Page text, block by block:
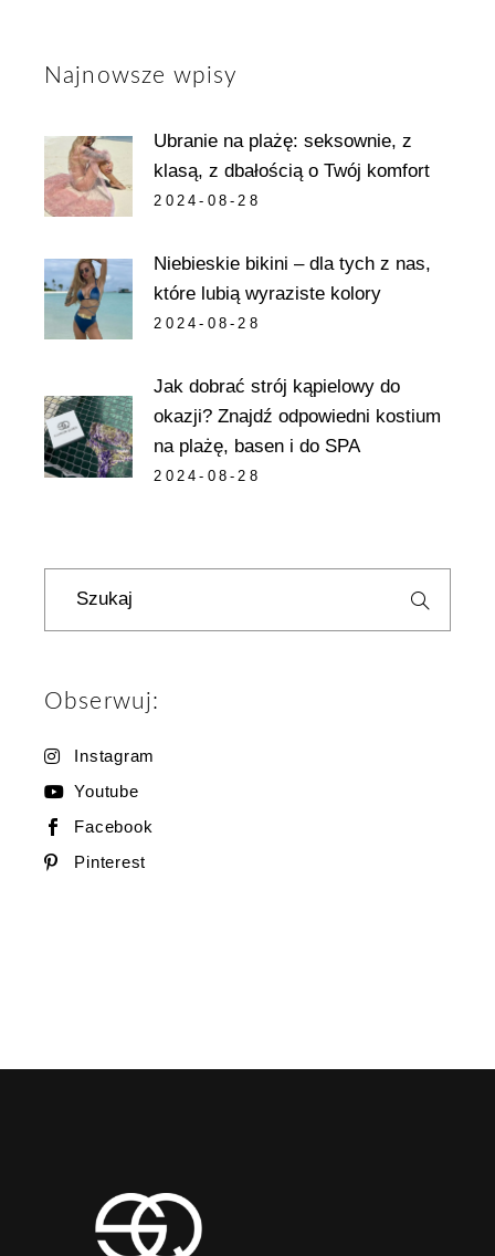
Najnowsze wpisy
Ubranie na plażę: seksownie, z
klasą, z dbałością o Twój komfort
2024-08-28
Niebieskie bikini – dla tych z nas,
które lubią wyraziste kolory
2024-08-28
Jak dobrać strój kąpielowy do
okazji? Znajdź odpowiedni kostium
na plażę, basen i do SPA
2024-08-28
Szukaj
Obserwuj:
Instagram
Youtube
Facebook
Pinterest